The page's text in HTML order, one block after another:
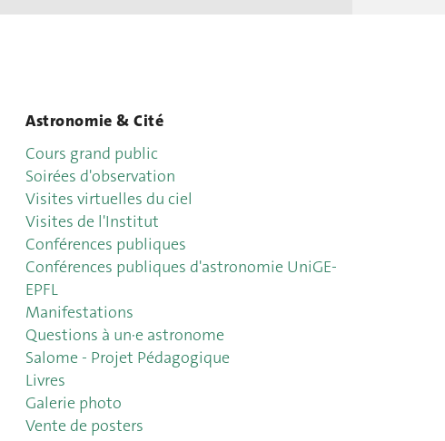
Astronomie & Cité
Cours grand public
Soirées d'observation
Visites virtuelles du ciel
Visites de l'Institut
Conférences publiques
Conférences publiques d'astronomie UniGE-
EPFL
Manifestations
Questions à un·e astronome
Salome - Projet Pédagogique
Livres
Galerie photo
Vente de posters